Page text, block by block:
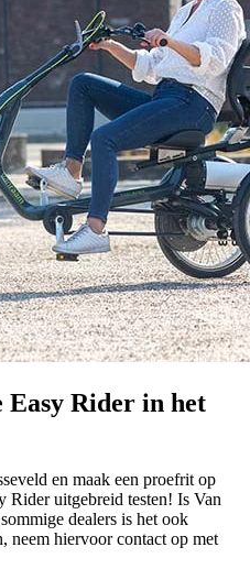
Rider in het
en maak een proefrit op
Rider uitgebreid testen! Is Van
dealers is het ook
neem hiervoor contact op met